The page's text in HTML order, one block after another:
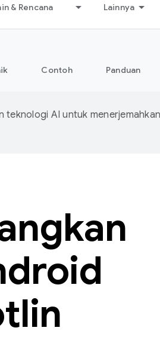
& Rencana Lainnya
Contoh Panduan
teknologi AI untuk